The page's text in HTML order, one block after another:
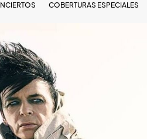
COBERTURAS ESPECIALES